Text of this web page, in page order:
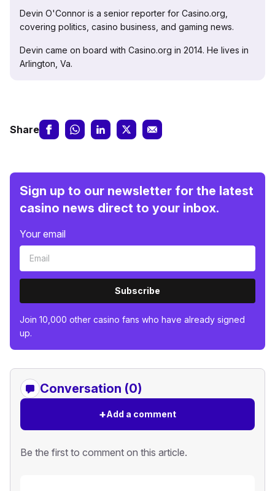
Devin O'Connor is a senior reporter for Casino.org,
covering politics, casino business, and gaming news.
Devin came on board with Casino.org in 2014. He lives in
Arlington, Va.
Share
Sign up to our newsletter for the latest
casino news direct to your inbox.
Your email
Subscribe
Join 10,000 other casino fans who have already signed
up.
Conversation (0)
+Add a comment
Be the first to comment on this article.